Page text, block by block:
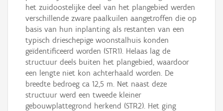
het zuidoostelijke deel van het plangebied werden
verschillende zware paalkuilen aangetroffen die op
basis van hun inplanting als restanten van een
typisch drieschepige woonstalhuis konden
geïdentificeerd worden (STR1). Helaas lag de
structuur deels buiten het plangebied, waardoor
een lengte niet kon achterhaald worden. De
breedte bedroeg ca 12,5 m. Net naast deze
structuur werd een tweede kleiner
gebouwplattegrond herkend (STR2). Het ging